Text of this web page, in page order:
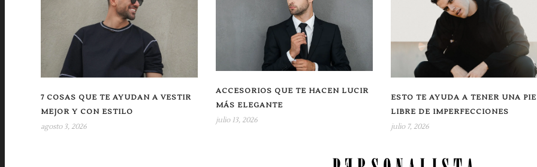
7 COSAS QUE TE AYUDAN A VESTIR
MEJOR Y CON ESTILO
agosto 3, 2026
ACCESORIOS QUE TE HACEN LUCIR
MÁS ELEGANTE
julio 13, 2026
ESTO TE AYUDA A TENER UNA
LIBRE DE IMPERFECCIONES
julio 7, 2026